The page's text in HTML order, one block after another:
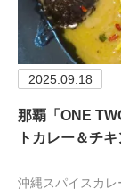
2025.09.18
那覇「ONE
トカレー＆チ
沖縄スパイスカ